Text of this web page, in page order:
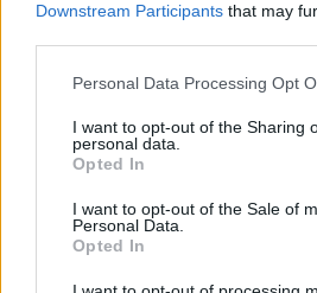
Downstream Participants that may
Please note that this website/app
not limited to your visit or usage
grant or deny consent to Google and
use your data for below specified
consent section.
Personal Data Processing Opt
I want to opt-out of the Sharing
personal data.
Opted In
I want to opt-out of the Sale of
Personal Data.
Opted In
Élő adásban beszélt politikai
debreceni rádiós, majd
távozik